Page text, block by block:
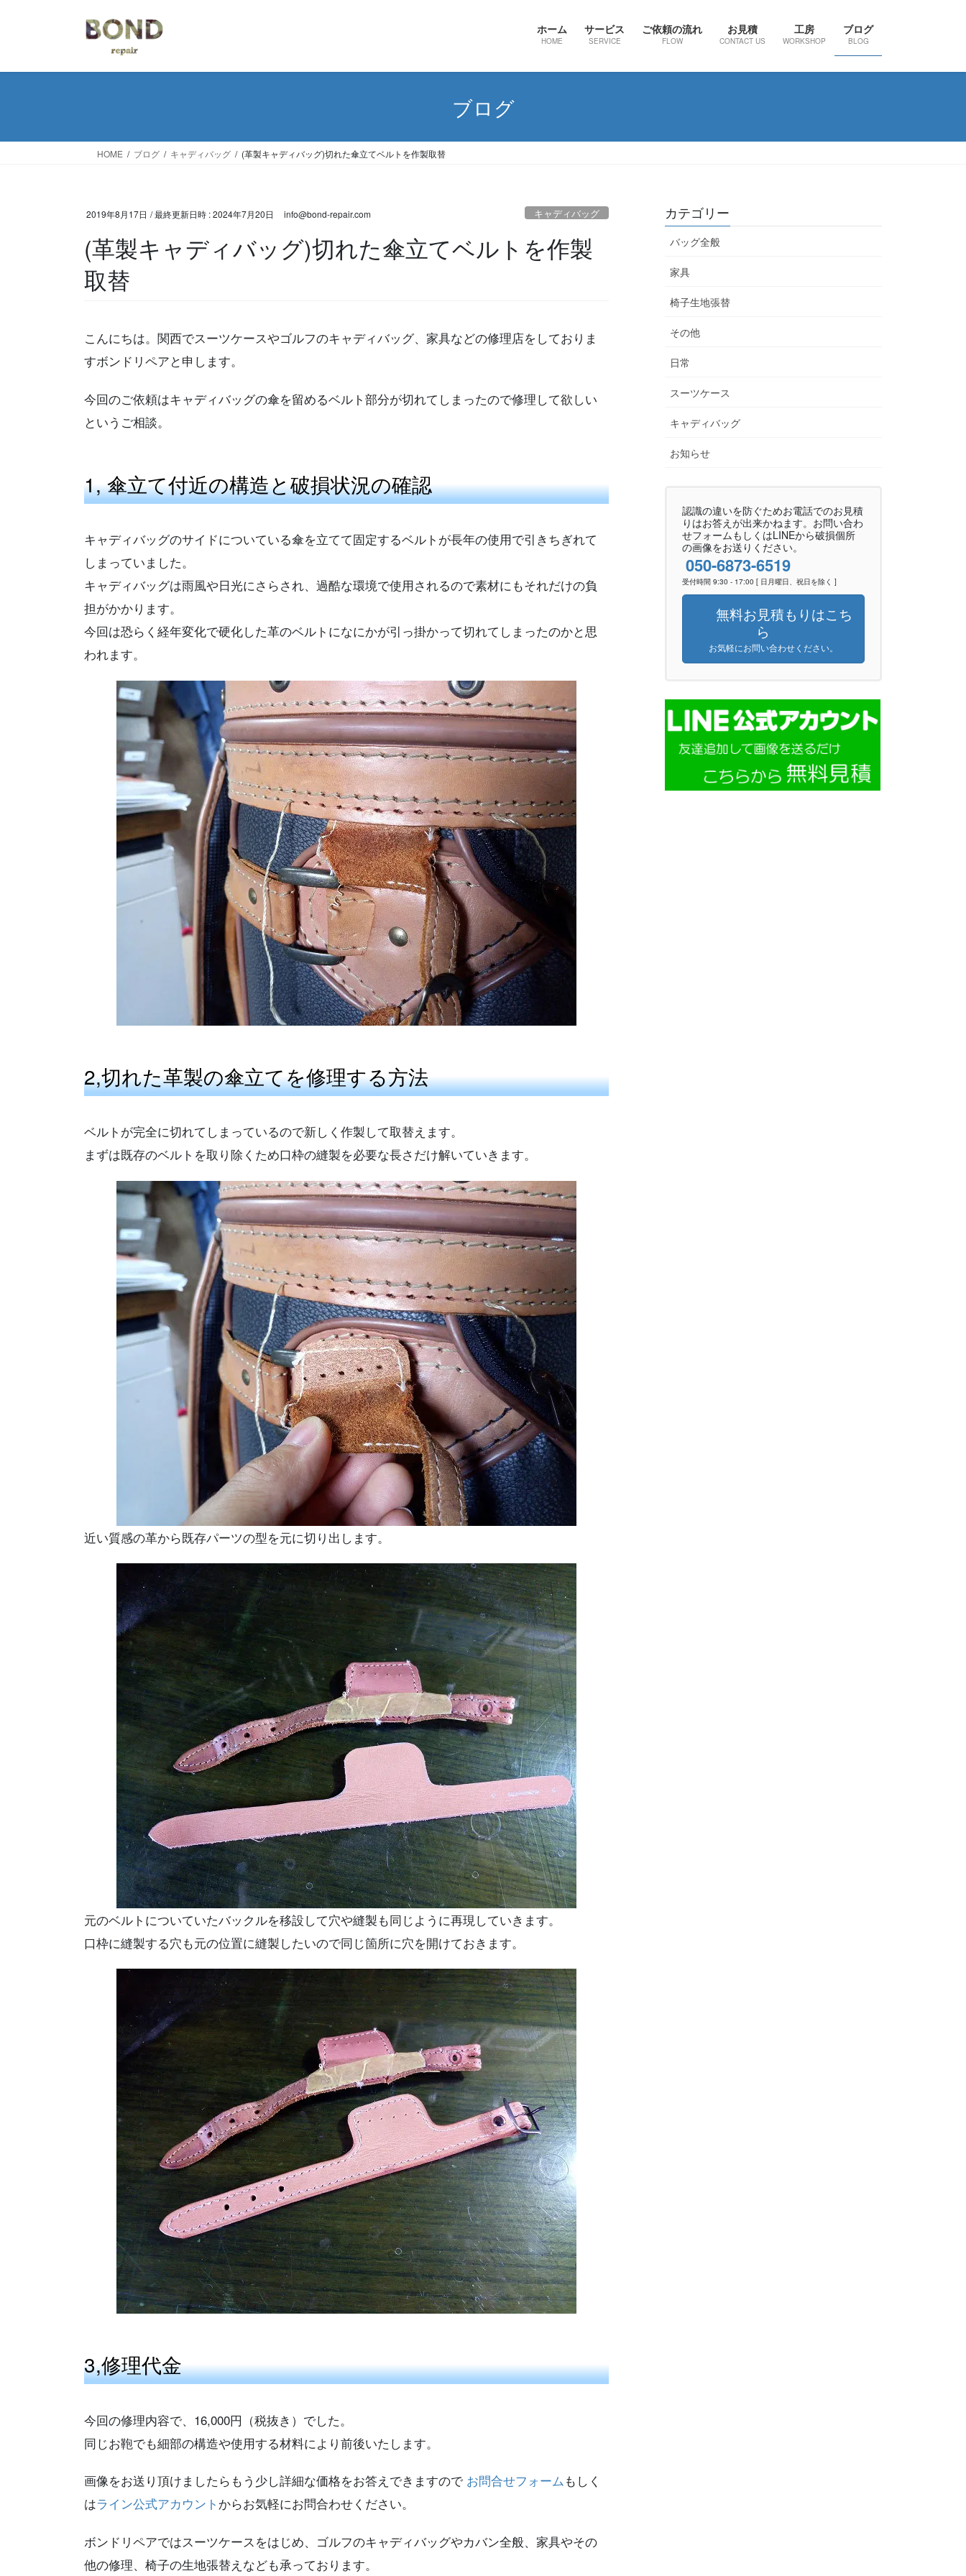
ツ
ッ
シ
移
ホーム
HOME
サービス
SERVICE
ご依頼の流れ
FLOW
お見積
CONTACT US
工房
WORKSHOP
ブログ
BLOG
ブログ
HOME ブログ キャディバッグ (革製キャディバッグ)切れた傘立てベルトを作製取替
2019年8月17日 / 最終更新日時 :2024年7月20日 info@bond-repair.com キャディバッグ
(革製キャディバッグ)切れた傘立てベルトを作製
取替
こんにちは。関西でスーツケースやゴルフのキャディバッグ、家具などの修理店をしておりま
すボンドリペアと申します。
今回のご依頼はキャディバッグの傘を留めるベルト部分が切れてしまったので修理して欲しい
というご相談。
1, 傘立て付近の構造と破損状況の確認
キャディバッグのサイドについている傘を立てて固定するベルトが長年の使用で引きちぎれて
しまっていました。
キャディバッグは雨風や日光にさらされ、過酷な環境で使用されるので素材にもそれだけの負
担がかかります。
今回は恐らく経年変化で硬化した革のベルトになにかが引っ掛かって切れてしまったのかと思
われます。
2,切れた革製の傘立てを修理する方法
ベルトが完全に切れてしまっているので新しく作製して取替えます。
まずは既存のベルトを取り除くため口枠の縫製を必要な長さだけ解いていきます。
近い質感の革から既存パーツの型を元に切り出します。
元のベルトについていたバックルを移設して穴や縫製も同じように再現していきます。
口枠に縫製する穴も元の位置に縫製したいので同じ箇所に穴を開けておきます。
3,修理代金
今回の修理内容で、16,000円（税抜き）でした。
同じお鞄でも細部の構造や使用する材料により前後いたします。
画像をお送り頂けましたらもう少し詳細な価格をお答えできますので お問合せフォームもしく
はライン公式アカウント からお気軽にお問合わせください。
ボンドリペアではスーツケースをはじめ、ゴルフのキャディバッグやカバン全般、家具やその
他の修理、椅子の生地張替えなども承っております。
カテゴリー
バッグ全般
家具
椅子生地張替
その他
日常
スーツケース
キャディバッグ
お知らせ
認識の違いを防ぐためお電話でのお見積
りはお答えが出来かねます。お問い合わ
せフォームもしくはLINEから破損個所
の画像をお送りください。
050-6873-6519
受付時間 9:30 - 17:00 [ 日月曜日、祝日を除く ]
無料お見積もりはこち
ら
お気軽にお問い合わせください。